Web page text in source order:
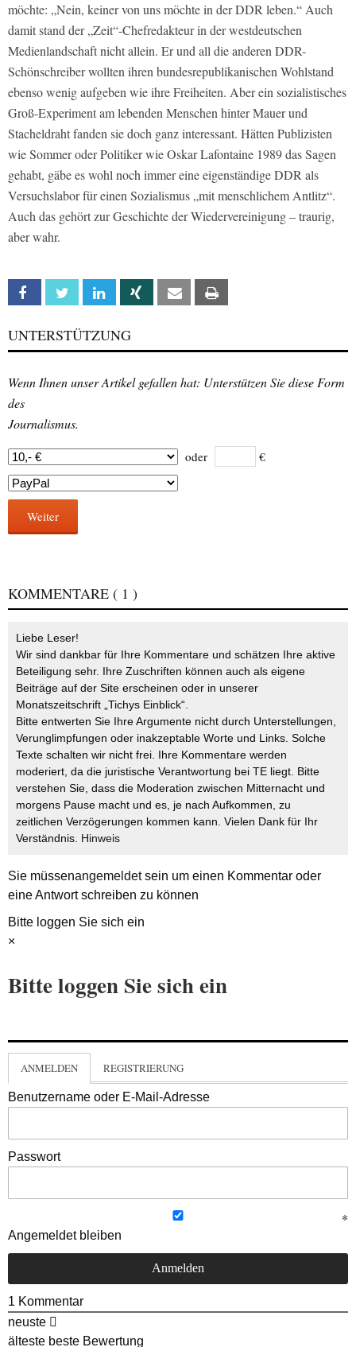
möchte: „Nein, keiner von uns möchte in der DDR leben.“ Auch
damit stand der „Zeit“-Chefredakteur in der westdeutschen
Medienlandschaft nicht allein. Er und all die anderen DDR-
Schönschreiber wollten ihren bundesrepublikanischen Wohlstand
ebenso wenig aufgeben wie ihre Freiheiten. Aber ein sozialistisches
Groß-Experiment am lebenden Menschen hinter Mauer und
Stacheldraht fanden sie doch ganz interessant. Hätten Publizisten
wie Sommer oder Politiker wie Oskar Lafontaine 1989 das Sagen
gehabt, gäbe es wohl noch immer eine eigenständige DDR als
Versuchslabor für einen Sozialismus „mit menschlichem Antlitz“.
Auch das gehört zur Geschichte der Wiedervereinigung – traurig,
aber wahr.
Facebook Twitter Linkedin Xing Email
UNTERSTÜTZUNG
Wenn Ihnen unser Artikel gefallen hat: Unterstützen Sie diese Form
des
Journalismus.
oder €
Weiter
KOMMENTARE ( 1 )
Liebe Leser!
Wir sind dankbar für Ihre Kommentare und schätzen Ihre aktive
Beteiligung sehr. Ihre Zuschriften können auch als eigene
Beiträge auf der Site erscheinen oder in unserer
Monatszeitschrift „Tichys Einblick“.
Bitte entwerten Sie Ihre Argumente nicht durch Unterstellungen,
Verunglimpfungen oder inakzeptable Worte und Links. Solche
Texte schalten wir nicht frei. Ihre Kommentare werden
moderiert, da die juristische Verantwortung bei TE liegt. Bitte
verstehen Sie, dass die Moderation zwischen Mitternacht und
morgens Pause macht und es, je nach Aufkommen, zu
zeitlichen Verzögerungen kommen kann. Vielen Dank für Ihr
Verständnis. Hinweis
Sie müssenangemeldetsein um einen Kommentar oder
eine Antwort schreiben zu können
Bitte loggen Sie sich ein
×
Bitte loggen Sie sich ein
ANMELDEN REGISTRIERUNG
Benutzername oder E-Mail-Adresse
Passwort
Angemeldet bleiben
1 Kommentar
neuste
älteste beste Bewertung